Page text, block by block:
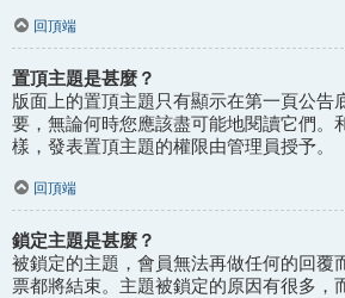
回頂端
置頂主題是甚麼？
版面上的置頂主題只有顯示在第一頁公告
要，無論何時您應該盡可能地閱讀它們。
樣，發表置頂主題的權限由管理員授予。
回頂端
鎖定主題是甚麼？
被鎖定的主題，會員無法再做任何的回覆
票都將結束。主題被鎖定的原因有很多，